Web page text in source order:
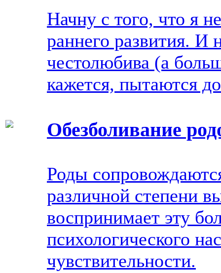
Начну с того, что я
раннего развития. И
честолюбива (а
кажется, пытаются
Обезболивание
Роды
различной степени
воспринимает эту
психологического
чувствительности.